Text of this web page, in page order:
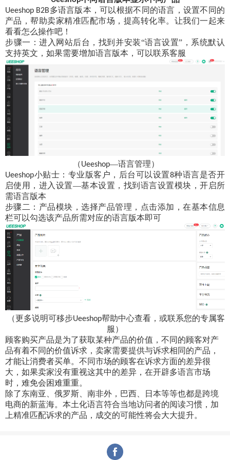
Ueeshop B2B多语言版本，可以根据不同的语言，设置不同的
产品，帮助卖家精准匹配市场，提高转化率。让我们一起来
看看怎么操作吧！
步骤一：进入网站后台，找到并安装“语言设置”，系统默认
支持英文，如果需要增加语言版本，可以联系客服
（Ueeshop—语言管理）
Ueeshop小贴士：专业版客户，后台可以设置8种语言是否开
启使用，进入设置—基本设置，找到语言设置模块，开启所
需语言版本
步骤二：产品模块，选择产品管理，点击添加，在基本信息
栏可以勾选该产品所需对应的语言版本即可
（更多说明可移步Ueeshop帮助中心查看，或联系您的专属客
服）
顾客购买产品是为了获取某种产品的价值，不同的顾客对产
品有着不同的价值诉求，卖家需要提供与诉求相同的产品，
才能让消费者买单。不同市场的顾客在诉求方面的差异很
大，如果卖家没有重视这其中的差异，在开辟多语言市场
时，难免会困难重重。
除了东南亚、俄罗斯、南非外，巴西、日本等等也都是跨境
电商的新蓝海。本土化语言符合当地访问者的阅读习惯，加
上精准匹配诉求的产品，成交的可能性将会大大提升。